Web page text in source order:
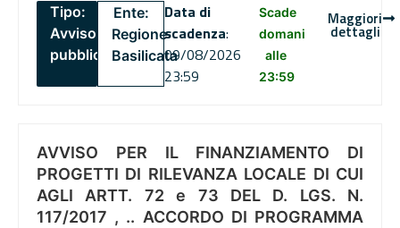
Tipo:
Avviso
pubblico
Ente:
Regione
Basilicata
Data di
scadenza:
09/08/2026
23:59
Scade
domani
alle
23:59
Maggiori
dettagli
AVVISO PER IL FINANZIAMENTO DI
PROGETTI DI RILEVANZA LOCALE DI CUI
AGLI ARTT. 72 e 73 DEL D. LGS. N.
117/2017 , .. ACCORDO DI PROGRAMMA